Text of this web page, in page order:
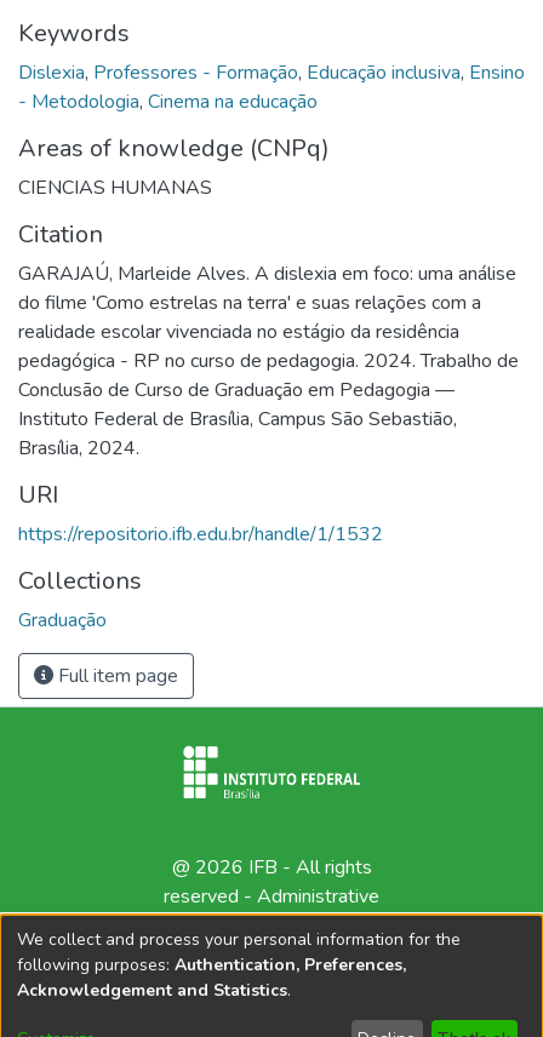
Keywords
Dislexia, Professores - Formação, Educação inclusiva, Ensino
- Metodologia, Cinema na educação
Areas of knowledge (CNPq)
CIENCIAS HUMANAS
Citation
GARAJAÚ, Marleide Alves. A dislexia em foco: uma análise
do filme 'Como estrelas na terra' e suas relações com a
realidade escolar vivenciada no estágio da residência
pedagógica - RP no curso de pedagogia. 2024. Trabalho de
Conclusão de Curso de Graduação em Pedagogia —
Instituto Federal de Brasília, Campus São Sebastião,
Brasília, 2024.
URI
https://repositorio.ifb.edu.br/handle/1/1532
Collections
Graduação
Full item page
@ 2026 IFB - All rights
reserved - Administrative
We collect and process your personal information for the
following purposes: Authentication, Preferences,
Acknowledgement and Statistics.